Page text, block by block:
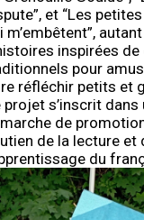
et “Les
m’embêtent”, autant
inspirées
pour
réfléchir petits et
projet s’inscrit dans
de
de la lecture et
du